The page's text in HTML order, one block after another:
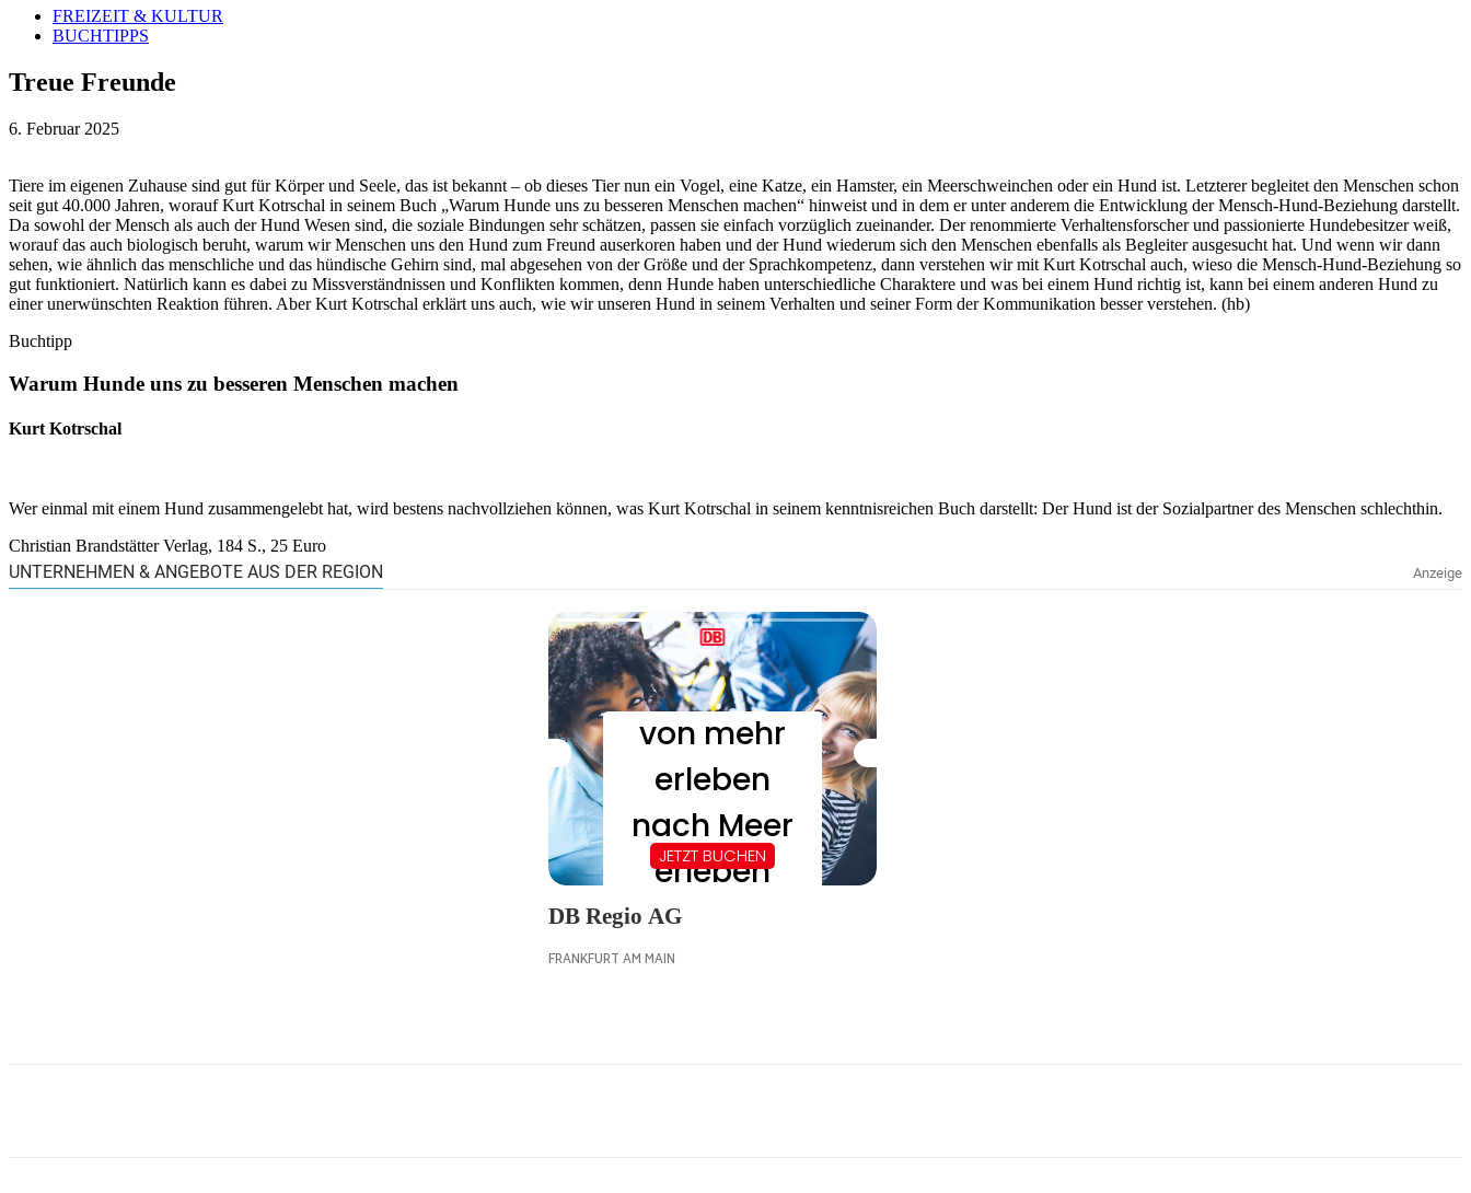
FREIZEIT & KULTUR
BUCHTIPPS
Treue Freunde
6. Februar 2025
Tiere im eigenen Zuhause sind gut für Körper und Seele, das ist bekannt – ob dieses Tier nun ein Vogel, eine Katze, ein Hamster, ein Meerschweinchen oder ein Hund ist. Letzterer begleitet den Menschen schon
seit gut 40.000 Jahren, worauf Kurt Kotrschal in seinem Buch „Warum Hunde uns zu besseren Menschen machen“ hinweist und in dem er unter anderem die Entwicklung der Mensch-Hund-Beziehung darstellt.
Da sowohl der Mensch als auch der Hund Wesen sind, die soziale Bindungen sehr schätzen, passen sie einfach vorzüglich zueinander. Der renommierte Verhaltensforscher und passionierte Hundebesitzer weiß,
worauf das auch biologisch beruht, warum wir Menschen uns den Hund zum Freund auserkoren haben und der Hund wiederum sich den Menschen ebenfalls als Begleiter ausgesucht hat. Und wenn wir dann
sehen, wie ähnlich das menschliche und das hündische Gehirn sind, mal abgesehen von der Größe und der Sprachkompetenz, dann verstehen wir mit Kurt Kotrschal auch, wieso die Mensch-Hund-Beziehung so
gut funktioniert. Natürlich kann es dabei zu Missverständnissen und Konflikten kommen, denn Hunde haben unterschiedliche Charaktere und was bei einem Hund richtig ist, kann bei einem anderen Hund zu
einer unerwünschten Reaktion führen. Aber Kurt Kotrschal erklärt uns auch, wie wir unseren Hund in seinem Verhalten und seiner Form der Kommunikation besser verstehen. (hb)
Buchtipp
Warum Hunde uns zu besseren Menschen machen
Kurt Kotrschal
Wer einmal mit einem Hund zusammengelebt hat, wird bestens nachvollziehen können, was Kurt Kotrschal in seinem kenntnisreichen Buch darstellt: Der Hund ist der Sozialpartner des Menschen schlechthin.
Christian Brandstätter Verlag, 184 S., 25 Euro